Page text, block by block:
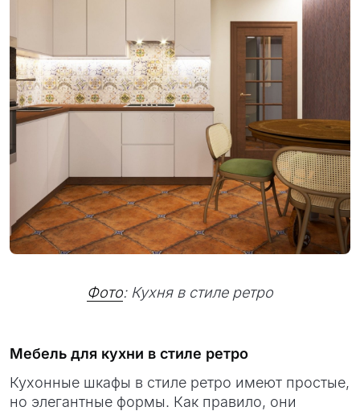
Фото: Кухня в стиле ретро
Мебель для кухни в стиле ретро
Кухонные шкафы в стиле ретро имеют простые,
но элегантные формы. Как правило, они